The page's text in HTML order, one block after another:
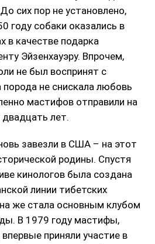
сих пор не установлено,
году собаки оказались в
в качестве подарка
Эйзенхауэру. Впрочем,
не был воспринят с
не снискала любовь
мастифов отправили на
лет.
завезли в США – на этот
родины. Спустя
кинологов была создана
линии тибетских
же стала основным клубом
В 1979 году мастифы,
приняли участие в